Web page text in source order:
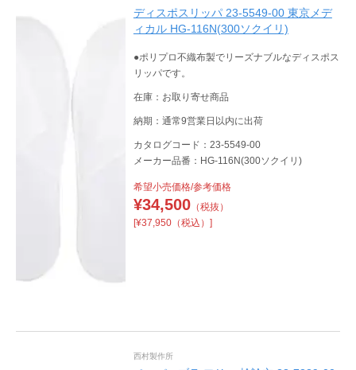
ディスポスリッパ 23-5549-00 東京メデ
ィカル HG-116N(300ソクイリ)
●ポリプロ不織布製でリーズナブルなディスポス
リッパです。
在庫：お取り寄せ商品
納期：通常9営業日以内に出荷
カタログコード：23-5549-00
メーカー品番：HG-116N(300ソクイリ)
希望小売価格/参考価格
¥34,500（税抜）
[¥37,950（税込）]
西村製作所